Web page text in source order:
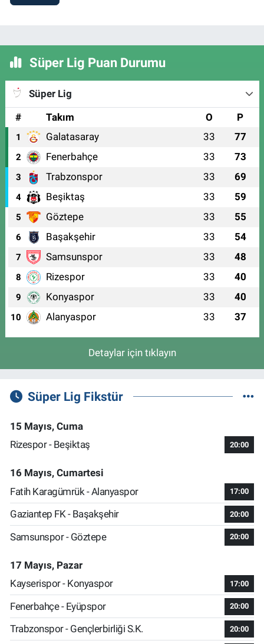
Süper Lig Puan Durumu
Süper Lig
#
Takım O P
1 Galatasaray 33 77
2 Fenerbahçe 33 73
3 Trabzonspor 33 69
4 Beşiktaş 33 59
5 Göztepe 33 55
6 Başakşehir 33 54
7 Samsunspor 33 48
8 Rizespor 33 40
9 Konyaspor 33 40
10 Alanyaspor 33 37
Detaylar için tıklayın
Süper Lig Fikstür
15 Mayıs, Cuma
Rizespor - Beşiktaş
20:00
16 Mayıs, Cumartesi
Fatih Karagümrük - Alanyaspor
17:00
Gaziantep FK - Başakşehir 20:00
Samsunspor - Göztepe 20:00
17 Mayıs, Pazar
Kayserispor - Konyaspor
17:00
Fenerbahçe - Eyüpspor 20:00
Trabzonspor - Gençlerbirliği S.K. 20:00